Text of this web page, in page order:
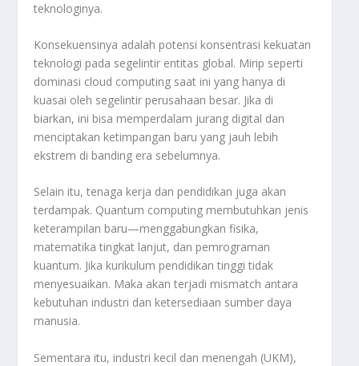
teknologinya.
Konsekuensinya adalah potensi konsentrasi kekuatan
teknologi pada segelintir entitas global. Mirip seperti
dominasi cloud computing saat ini yang hanya di
kuasai oleh segelintir perusahaan besar. Jika di
biarkan, ini bisa memperdalam jurang digital dan
menciptakan ketimpangan baru yang jauh lebih
ekstrem di banding era sebelumnya.
Selain itu, tenaga kerja dan pendidikan juga akan
terdampak. Quantum computing membutuhkan jenis
keterampilan baru—menggabungkan fisika,
matematika tingkat lanjut, dan pemrograman
kuantum. Jika kurikulum pendidikan tinggi tidak
menyesuaikan. Maka akan terjadi mismatch antara
kebutuhan industri dan ketersediaan sumber daya
manusia.
Sementara itu, industri kecil dan menengah (UKM),